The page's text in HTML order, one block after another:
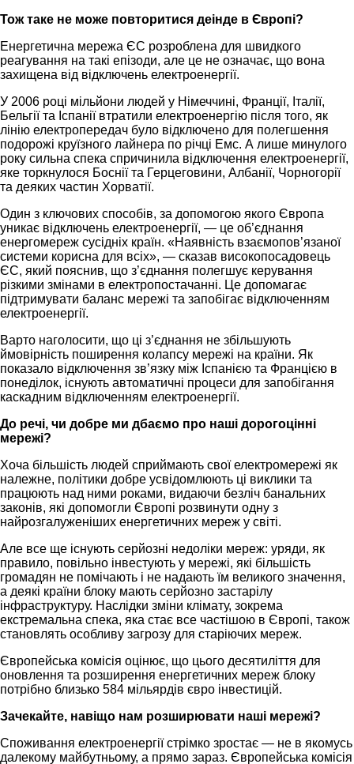
Тож таке не може повторитися деінде в Європі?
Енергетична мережа ЄС розроблена для швидкого
реагування на такі епізоди, але це не означає, що вона
захищена від відключень електроенергії.
У 2006 році мільйони людей у Німеччині, Франції, Італії,
Бельгії та Іспанії втратили електроенергію після того, як
лінію електропередач було відключено для полегшення
подорожі круїзного лайнера по річці Емс. А лише минулого
року сильна спека спричинила відключення електроенергії,
яке торкнулося Боснії та Герцеговини, Албанії, Чорногорії
та деяких частин Хорватії.
Один з ключових способів, за допомогою якого Європа
уникає відключень електроенергії, — це об’єднання
енергомереж сусідніх країн. «Наявність взаємопов’язаної
системи корисна для всіх», — сказав високопосадовець
ЄС, який пояснив, що з’єднання полегшує керування
різкими змінами в електропостачанні. Це допомагає
підтримувати баланс мережі та запобігає відключенням
електроенергії.
Варто наголосити, що ці з’єднання не збільшують
ймовірність поширення колапсу мережі на країни. Як
показало відключення зв’язку між Іспанією та Францією в
понеділок, існують автоматичні процеси для запобігання
каскадним відключенням електроенергії.
До речі, чи добре ми дбаємо про наші дорогоцінні
мережі?
Хоча більшість людей сприймають свої електромережі як
належне, політики добре усвідомлюють ці виклики та
працюють над ними роками, видаючи безліч банальних
законів, які допомогли Європі розвинути одну з
найрозгалуженіших енергетичних мереж у світі.
Але все ще існують серйозні недоліки мереж: уряди, як
правило, повільно інвестують у мережі, які більшість
громадян не помічають і не надають їм великого значення,
а деякі країни блоку мають серйозно застарілу
інфраструктуру. Наслідки зміни клімату, зокрема
екстремальна спека, яка стає все частішою в Європі, також
становлять особливу загрозу для старіючих мереж.
Європейська комісія оцінює, що цього десятиліття для
оновлення та розширення енергетичних мереж блоку
потрібно близько 584 мільярдів євро інвестицій.
Зачекайте, навіщо нам розширювати наші мережі?
Споживання електроенергії стрімко зростає — не в якомусь
далекому майбутньому, а прямо зараз. Європейська комісія